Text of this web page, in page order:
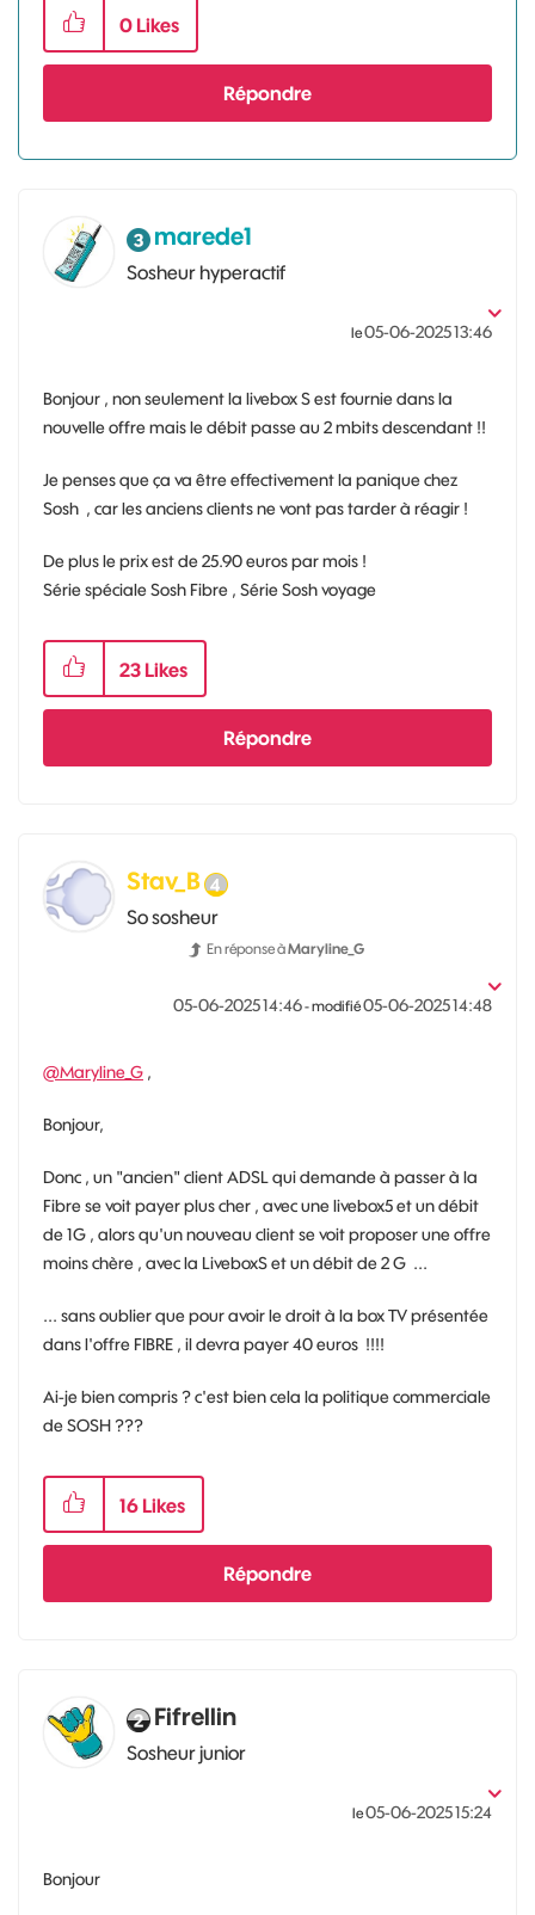
0 Likes
Répondre
marede1
Sosheur hyperactif
le‎05-06-202513:46
Bonjour , non seulement la livebox S est fournie dans la
nouvelle offre mais le débit passe au 2 mbits descendant !!
Je penses que ça va être effectivement la panique chez
Sosh , car les anciens clients ne vont pas tarder à réagir !
De plus le prix est de 25.90 euros par mois !
Série spéciale Sosh Fibre , Série Sosh voyage
23 Likes
Répondre
Stav_B
So sosheur
En réponse àMaryline_G
‎05-06-202514:46- modifié‎05-06-202514:48
@Maryline_G ,
Bonjour,
Donc , un "ancien" client ADSL qui demande à passer à la
Fibre se voit payer plus cher , avec une livebox5 et un débit
de 1G , alors qu'un nouveau client se voit proposer une offre
moins chère , avec la LiveboxS et un débit de 2 G ...
... sans oublier que pour avoir le droit à la box TV présentée
dans l'offre FIBRE , il devra payer 40 euros !!!!
Ai-je bien compris ? c'est bien cela la politique commerciale
de SOSH ???
16 Likes
Répondre
Fifrellin
Sosheur junior
le‎05-06-202515:24
Bonjour